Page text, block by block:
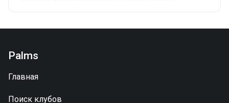
Palms
Главная
Поиск клубов